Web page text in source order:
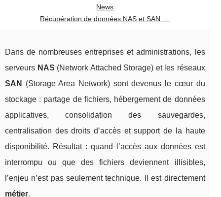
News
Récupération de données NAS et SAN :...
Dans de nombreuses entreprises et administrations, les
serveurs NAS (Network Attached Storage) et les réseaux
SAN
(Storage Area Network) sont devenus le cœur du
stockage : partage de fichiers, hébergement de données
applicatives, consolidation des sauvegardes,
centralisation des droits d’accès et support de la haute
disponibilité. Résultat : quand l’accès aux données est
interrompu ou que des fichiers deviennent illisibles,
l’enjeu n’est pas seulement technique. Il est directement
métier.